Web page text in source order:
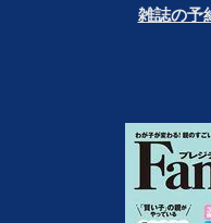
雑誌の予